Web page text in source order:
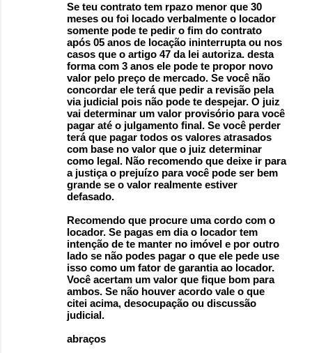
Se teu contrato tem rpazo menor que 30
meses ou foi locado verbalmente o locador
somente pode te pedir o fim do contrato
após 05 anos de locação ininterrupta ou nos
casos que o artigo 47 da lei autoriza. desta
forma com 3 anos ele pode te propor novo
valor pelo preço de mercado. Se você não
concordar ele terá que pedir a revisão pela
via judicial pois não pode te despejar. O juiz
vai determinar um valor provisório para você
pagar até o julgamento final. Se você perder
terá que pagar todos os valores atrasados
com base no valor que o juiz determinar
como legal. Não recomendo que deixe ir para
a justiça o prejuízo para você pode ser bem
grande se o valor realmente estiver
defasado.
Recomendo que procure uma cordo com o
locador. Se pagas em dia o locador tem
intenção de te manter no imóvel e por outro
lado se não podes pagar o que ele pede use
isso como um fator de garantia ao locador.
Você acertam um valor que fique bom para
ambos. Se não houver acordo vale o que
citei acima, desocupação ou discussão
judicial.
abraços